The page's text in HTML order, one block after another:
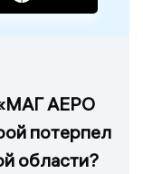
«МАГ АЕРО
потерпел
области?